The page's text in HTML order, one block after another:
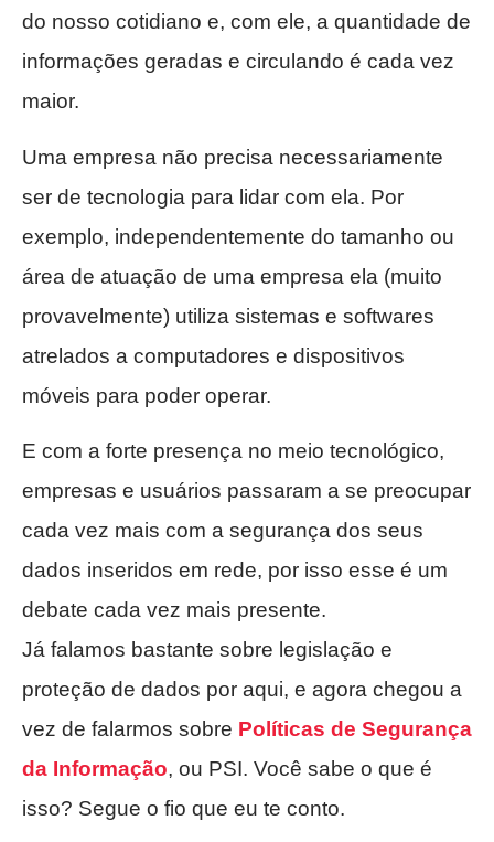
do nosso cotidiano e, com ele, a quantidade de
informações geradas e circulando é cada vez
maior.
Uma empresa não precisa necessariamente
ser de tecnologia para lidar com ela. Por
exemplo, independentemente do tamanho ou
área de atuação de uma empresa ela (muito
provavelmente) utiliza sistemas e softwares
atrelados a computadores e dispositivos
móveis para poder operar.
E com a forte presença no meio tecnológico,
empresas e usuários passaram a se preocupar
cada vez mais com a segurança dos seus
dados inseridos em rede, por isso esse é um
debate cada vez mais presente.
Já falamos bastante sobre legislação e
proteção de dados por aqui, e agora chegou a
vez de falarmos sobre Políticas de Segurança
da Informação, ou PSI. Você sabe o que é
isso? Segue o fio que eu te conto.